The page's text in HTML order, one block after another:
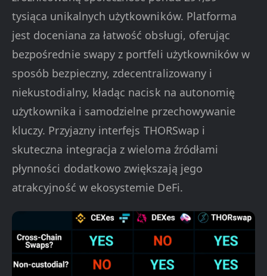
tysiąca unikalnych użytkowników. Platforma
jest doceniana za łatwość obsługi, oferując
bezpośrednie swapy z portfeli użytkowników w
sposób bezpieczny, zdecentralizowany i
niekustodialny, kładąc nacisk na autonomię
użytkownika i samodzielne przechowywanie
kluczy. Przyjazny interfejs THORSwap i
skuteczna integracja z wieloma źródłami
płynności dodatkowo zwiększają jego
atrakcyjność w ekosystemie DeFi.